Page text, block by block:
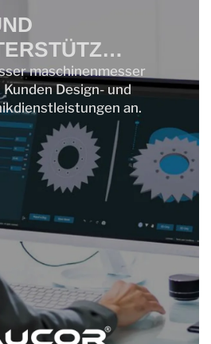
DESIGNUNTERSTÜTZUNG
maschinenmesser
Design- und
an.